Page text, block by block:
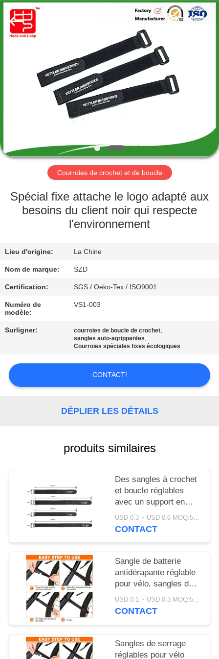
MAISON
PRODUITS
À
PROPOS
NOUS
L'USINE
CONTRÔLE
DE
QUALITÉ
NOUS
CONTACTER
NOUVELLES
DEMANDEZ
PLAN
SITE
POLITIQUE
CONFIDENTIALITÉ
Shenzhen
Zhongda
Courroies de crochet et de boucle
Spécial fixe attache le logo adapté aux
besoins du client noir qui respecte
l'environnement
Lieu d'origine: La Chine
Nom de marque: SZD
Certification: SGS / Oeko-Tex / ISO9001
Numéro de
modèle:
VS1-003
Surligner: courroies de boucle de crochet,
sangles auto-agrippantes,
Courroies spéciales fixes écologiques
CONTACT!
DÉPLIER LES DÉTAILS
produits similaires
Des sangles à crochet
et boucle réglables
avec un support en
silicone antidérapant
pour un montage de
protection électronique
USD 0.3 ~ USD 0.6 MOQ:500 pièces
CONTACT
Sangle de batterie
antidérapante réglable
pour vélo, sangles de
serrage certifiées SGS,
accessoires de vélo
USD 0.1 ~ USD 0.3 MOQ:500 pièces
CONTACT
Sangles de serrage
réglables pour vélo